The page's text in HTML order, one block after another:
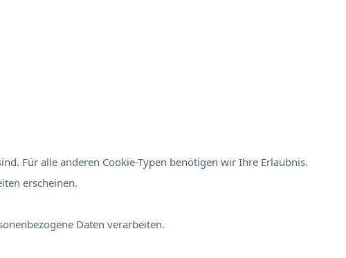
Für alle anderen Cookie-Typen benötigen wir Ihre Erlaubnis.
erscheinen.
Daten verarbeiten.